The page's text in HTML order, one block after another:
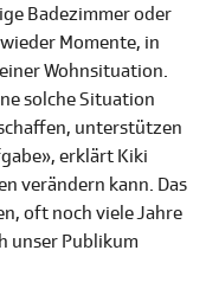
Badezimmer oder
Momente, in
Wohnsituation.
solche Situation
unterstützen
erklärt Kiki
verändern kann. Das
oft noch viele Jahre
unser Publikum